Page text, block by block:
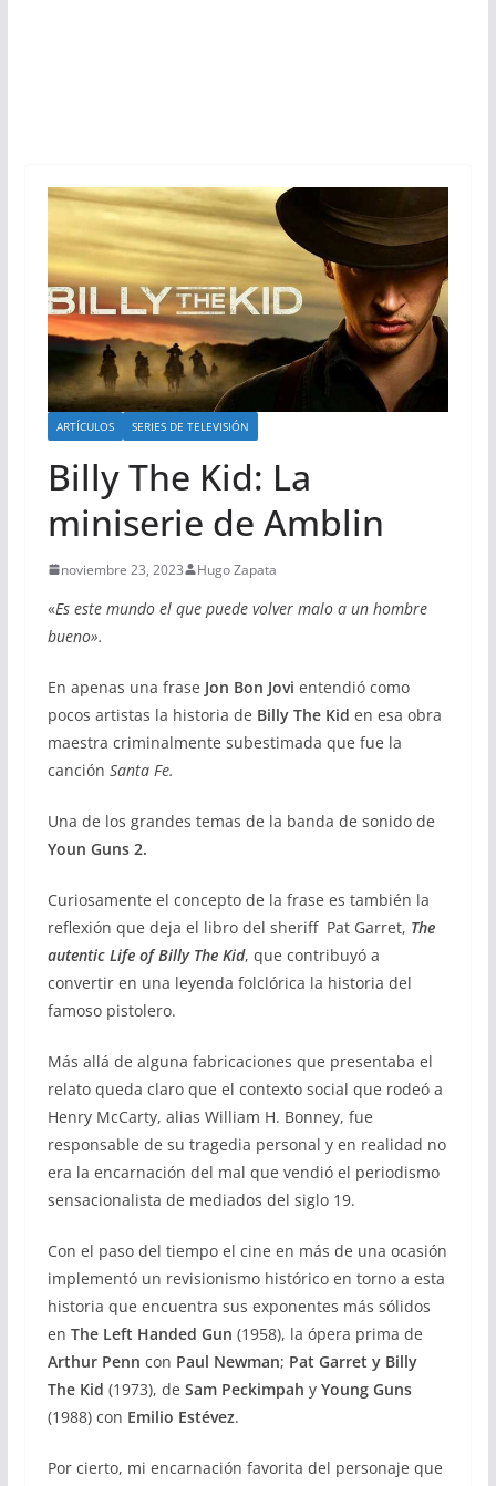
ARTÍCULOS SERIES DE TELEVISIÓN
Billy The Kid: La
miniserie de Amblin
noviembre 23, 2023 Hugo Zapata
«Es este mundo el que puede volver malo a un hombre
bueno».
En apenas una frase Jon Bon Jovi entendió como
pocos artistas la historia de Billy The Kid en esa obra
maestra criminalmente subestimada que fue la
canción Santa Fe.
Una de los grandes temas de la banda de sonido de
Youn Guns 2.
Curiosamente el concepto de la frase es también la
reflexión que deja el libro del sheriff Pat Garret, The
autentic Life of Billy The Kid, que contribuyó a
convertir en una leyenda folclórica la historia del
famoso pistolero.
Más allá de alguna fabricaciones que presentaba el
relato queda claro que el contexto social que rodeó a
Henry McCarty, alias William H. Bonney, fue
responsable de su tragedia personal y en realidad no
era la encarnación del mal que vendió el periodismo
sensacionalista de mediados del siglo 19.
Con el paso del tiempo el cine en más de una ocasión
implementó un revisionismo histórico en torno a esta
historia que encuentra sus exponentes más sólidos
en The Left Handed Gun (1958), la ópera prima de
Arthur Penn con Paul Newman; Pat Garret y Billy
The Kid (1973), de Sam Peckimpah y Young Guns
(1988) con Emilio Estévez.
Por cierto, mi encarnación favorita del personaje que